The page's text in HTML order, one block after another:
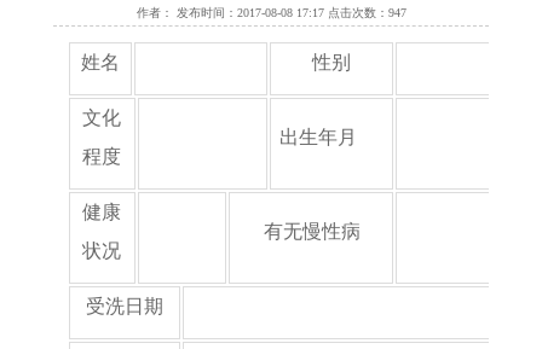
作者： 发布时间：2017-08-08 17:17 点击次数： 947
姓名 性别
文化
程度
出生年月
健康
状况
有无慢性病
受洗日期